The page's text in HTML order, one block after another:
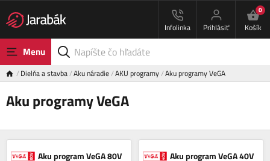
Infolinka Prihlásiť
0
Košík
Menu
Dielňa a stavba Aku náradie AKU programy Aku programy VeGA
Aku programy VeGA
Aku program VeGA 80V Aku program VeGA 40V